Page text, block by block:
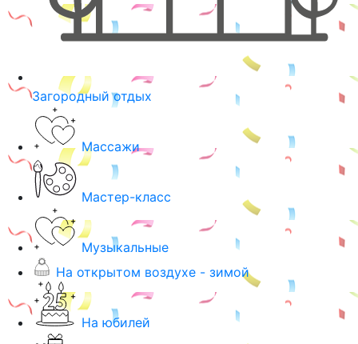
Загородный отдых
Массажи
Мастер-класс
Музыкальные
На открытом воздухе - зимой
На юбилей